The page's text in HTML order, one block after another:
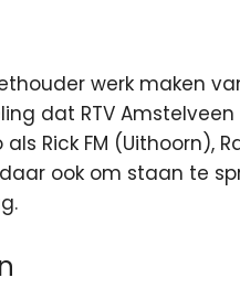
werk maken
dat RTV
Rick FM (Uithoorn),
ook om staan te